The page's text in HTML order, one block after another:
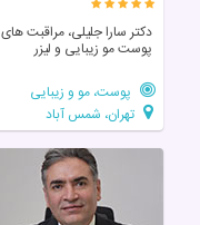
دکتر سارا جلیلی، مراقبت های
پوست مو زیبایی و لیزر
پوست، مو و زیبایی
تهران، شمس آباد